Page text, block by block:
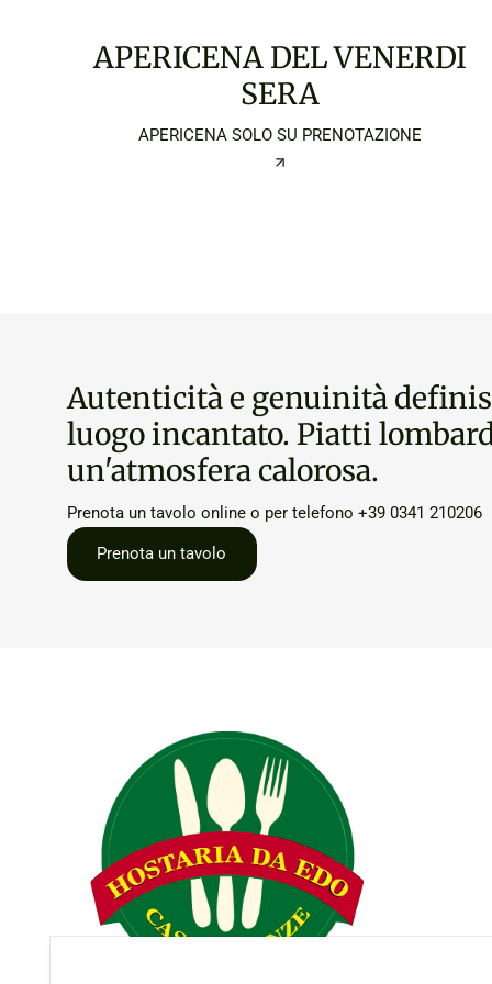
APERICENA DEL VENERDI
SERA
APERICENA SOLO SU PRENOTAZIONE
Autenticità e genuinità
luogo incantato. Piatti
un'atmosfera calorosa.
Prenota un tavolo online o per telefono +39 0341 210206
Prenota un tavolo